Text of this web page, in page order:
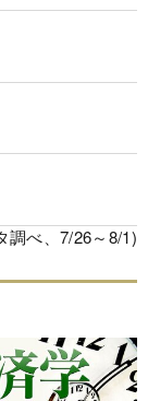
調べ、7/26～8/1)